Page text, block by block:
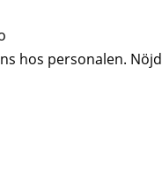
hos personalen. Nöjd